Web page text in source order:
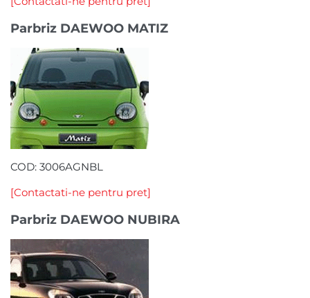
Parbriz DAEWOO MATIZ
COD: 3006AGNBL
[Contactati-ne pentru pret]
Parbriz DAEWOO NUBIRA